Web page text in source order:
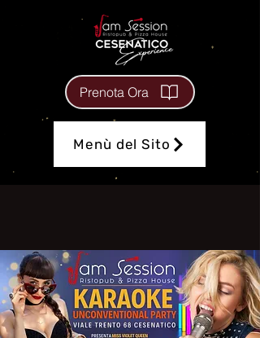
Menù del Sito
Prenota Ora